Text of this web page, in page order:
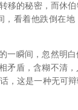
的秘密，而休伯
看着他跌倒在地
瞬间，忽然明白
矛盾，含糊不清
，这是一种无可